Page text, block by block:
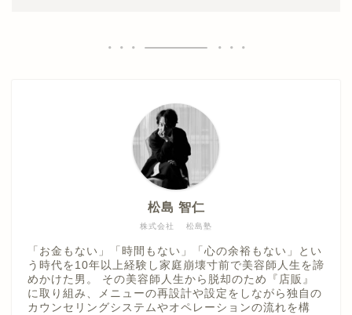
株式会社 松島塾
松島 智仁
「お金もない」「時間もない」「心の余裕もない」とい
う時代を10年以上経験し家庭崩壊寸前で美容師人生を諦
めかけた男。 その美容師人生から脱却のため『店販』
に取り組み、メニューの再設計や設定をしながら独自の
カウンセリングシステムやオペレーションの流れを構